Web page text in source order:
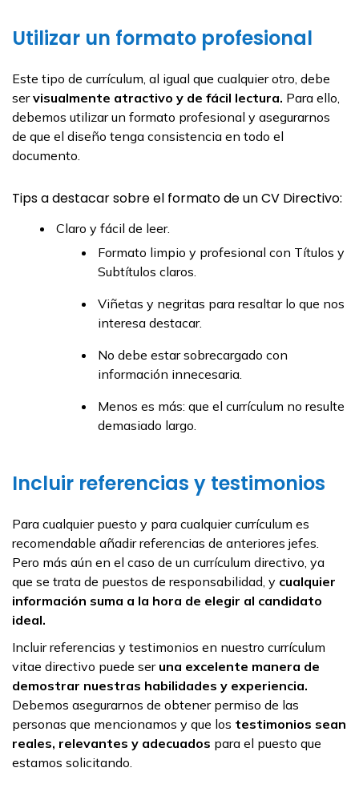
Utilizar un formato profesional
Este tipo de currículum, al igual que cualquier otro, debe
servisualmente atractivo y de fácil lectura. Para ello,
debemos utilizar un formato profesional y asegurarnos
de que el diseño tenga consistencia en todo el
documento.
Tips a destacar sobre el formato de un CV Directivo:
Claro y fácil de leer.
Formato limpio y profesional con Títulos y
Subtítulos claros.
Viñetas y negritas para resaltar lo que nos
interesa destacar.
No debe estar sobrecargado con
información innecesaria.
Menos es más: que el currículum no resulte
demasiado largo.
Incluir referencias y testimonios
Para cualquier puesto y para cualquier currículum es
recomendable añadir referencias de anteriores jefes.
Pero más aún en el caso de un currículum directivo, ya
que se trata de puestos de responsabilidad, y cualquier
información suma a la hora de elegir al candidato
ideal.
Incluir referencias y testimonios en nuestro currículum
vitae directivo puede ser una excelente manera de
demostrar nuestras habilidades y experiencia.
Debemos asegurarnos de obtener permiso de las
personas que mencionamos y que los testimonios sean
reales, relevantes y adecuados para el puesto que
estamos solicitando.